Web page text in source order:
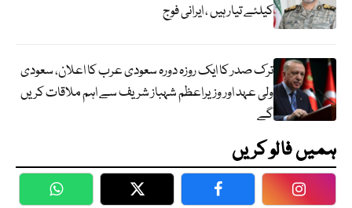
کیلئے تیار ہیں ، ایرانی فوج
ترک صدر کا ایک روزہ دورہ سعودی عرب کا اعلان، سعودی
ولی عہد اور وزیراعظم شہباز شریف سے اہم ملاقات کریں
گے
ہمیں فالو کریں
WhatsApp Twitter Facebook